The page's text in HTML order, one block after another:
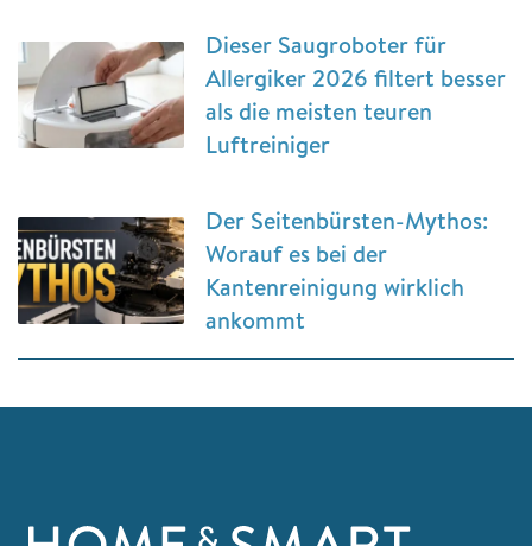
Dieser Saugroboter für
Allergiker 2026 filtert besser
als die meisten teuren
Luftreiniger
Der Seitenbürsten-Mythos:
Worauf es bei der
Kantenreinigung wirklich
ankommt